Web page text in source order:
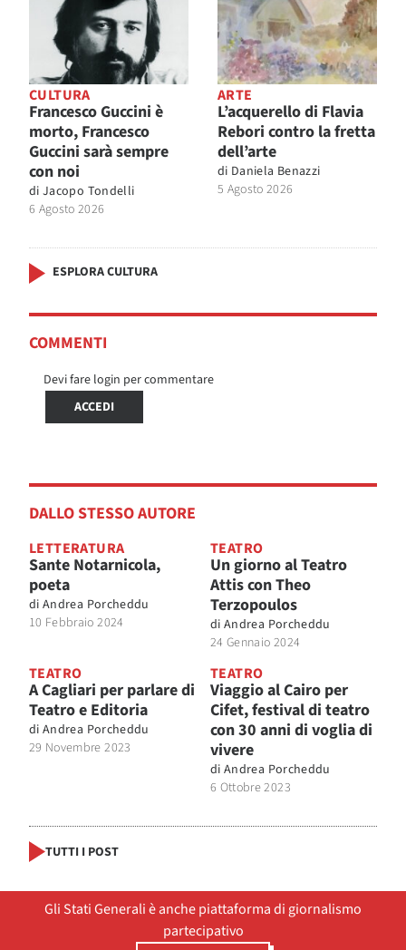
CULTURA
Francesco Guccini è
morto, Francesco
Guccini sarà sempre
con noi
di Jacopo Tondelli
6 Agosto 2026
ARTE
L’acquerello di Flavia
Rebori contro la fretta
dell’arte
di Daniela Benazzi
5 Agosto 2026
ESPLORA CULTURA
COMMENTI
Devi fare login per commentare
ACCEDI
DALLO STESSO AUTORE
LETTERATURA
Sante Notarnicola,
poeta
di Andrea Porcheddu
10 Febbraio 2024
TEATRO
Un giorno al Teatro
Attis con Theo
Terzopoulos
di Andrea Porcheddu
24 Gennaio 2024
TEATRO
A Cagliari per parlare di
Teatro e Editoria
di Andrea Porcheddu
29 Novembre 2023
TEATRO
Viaggio al Cairo per
Cifet, festival di teatro
con 30 anni di voglia di
vivere
di Andrea Porcheddu
6 Ottobre 2023
TUTTI I POST
Gli Stati Generali è anche piattaforma di giornalismo
partecipativo